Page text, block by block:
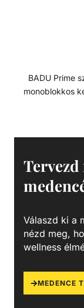
BADU Prime szivattyú Kiváló
monoblokkos
Működési tartomány: 5
Válaszd ki a
nézd meg,
wellness
MEDENCE